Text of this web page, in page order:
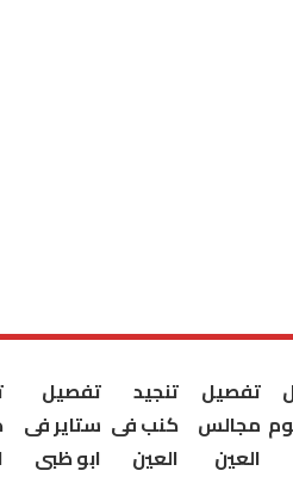
تفصيل
مجالس
العين
تنجيد
كنب فى
العين
تفصيل
ستاير فى
ابو ظبى